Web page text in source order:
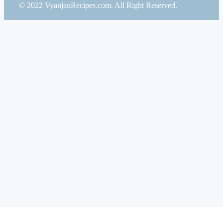
© 2022 VyanjanRecipes.com. All Right Reserved.